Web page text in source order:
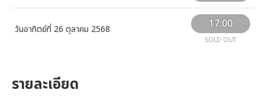
วันอาทิตย์ที่ 26 ตุลาคม 2568 17:00
SOLD OUT
รายละเอียด